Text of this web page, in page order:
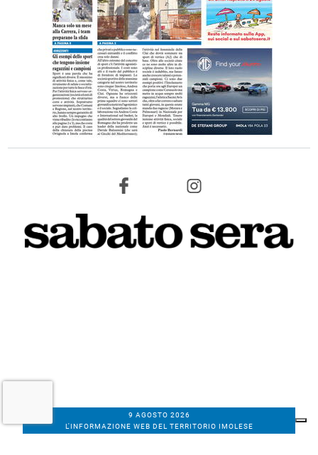
9 AGOSTO 2026
L'INFORMAZIONE WEB DEL TERRITORIO IMOLESE